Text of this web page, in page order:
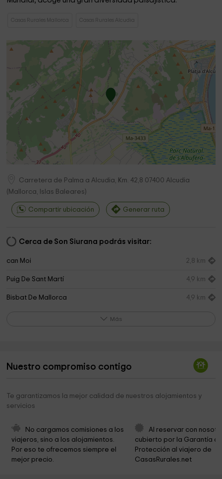
Casas Rurales Mallorca Casas Rurales Alcudia
Carretera de Palma a Alcudia, Km. 42,8 07400 Alcudia
( Mallorca, Islas Baleares)
Compartir ubicación Generar ruta
Cerca de Son Siurana podrás visitar:
can Moi 2,8 km
Puig De Sant Martí 4,9 km
Bisbat De Mallorca 4,9 km
Ayuntamiento de Sa Pobla 5,4 km
Ayuntamiento de Sa Pobla
Parròquia de Sant Antoni Abat
Obispado de Mallorca
Cova Morella 6,5 km
Más
Nuestro compromiso contigo
Te garantizamos la mejor calidad de nuestros alojamientos y
servicios
No cargamos comisiones a los
viajeros, sino a los alojamientos.
Por eso te ofrecemos siempre el
mejor precio.
Al reservar con
cubierto por la Garantía
Protección al viajero de
CasasRurales.net